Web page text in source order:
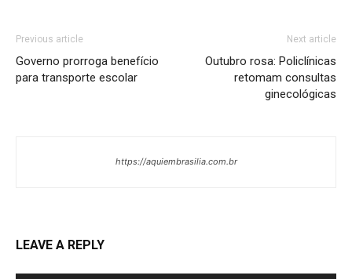
Previous article
Governo prorroga benefício
para transporte escolar
Next article
Outubro rosa: Policlínicas
retomam consultas
ginecológicas
https://aquiembrasilia.com.br
LEAVE A REPLY